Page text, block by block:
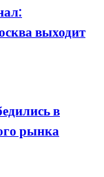
выходит
в
рынка